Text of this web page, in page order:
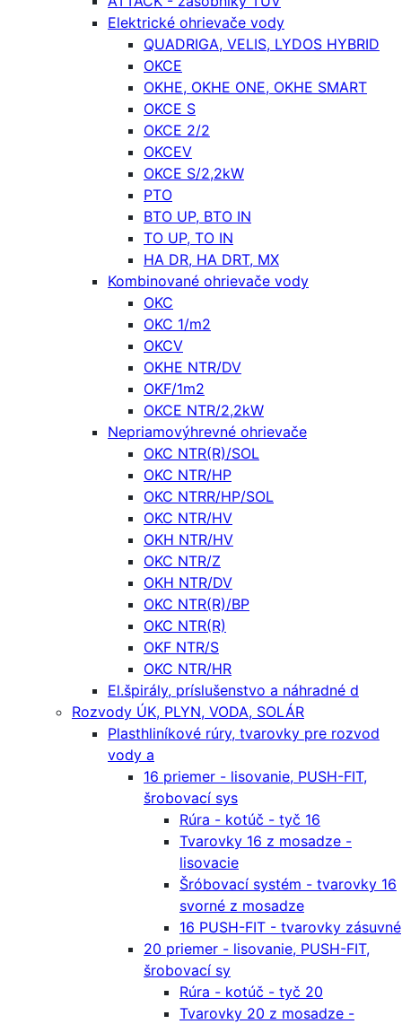
Elektrické ohrievače vody
QUADRIGA, VELIS, LYDOS HYBRID
OKCE
OKHE, OKHE ONE, OKHE SMART
OKCE S
OKCE 2/2
OKCEV
OKCE S/2,2kW
PTO
BTO UP, BTO IN
TO UP, TO IN
HA DR, HA DRT, MX
Kombinované ohrievače vody
OKC
OKC 1/m2
OKCV
OKHE NTR/DV
OKF/1m2
OKCE NTR/2,2kW
Nepriamovýhrevné ohrievače
OKC NTR(R)/SOL
OKC NTR/HP
OKC NTRR/HP/SOL
OKC NTR/HV
OKH NTR/HV
OKC NTR/Z
OKH NTR/DV
OKC NTR(R)/BP
OKC NTR(R)
OKF NTR/S
OKC NTR/HR
El.špirály, príslušenstvo a náhradné d
Rozvody ÚK, PLYN, VODA, SOLÁR
Plasthliníkové rúry, tvarovky pre rozvod
vody a
16 priemer - lisovanie, PUSH-FIT,
šrobovací sys
Rúra - kotúč - tyč 16
Tvarovky 16 z mosadze -
lisovacie
Šróbovací systém - tvarovky 16
svorné z mosadze
16 PUSH-FIT - tvarovky zásuvné
20 priemer - lisovanie, PUSH-FIT,
šrobovací sy
Rúra - kotúč - tyč 20
Tvarovky 20 z mosadze -